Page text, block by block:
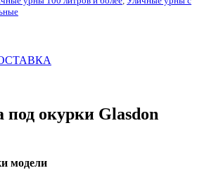
под окурки Glasdon
модели